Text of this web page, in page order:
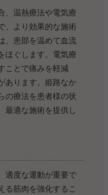
、温熱療法や電気療
、より効果的な施術
、患部を温めて血流
ほぐします。電気療
ことで痛みを軽減
あります。姫路なか
の療法を患者様の状
最適な施術を提供し
適度な運動が重要で
る筋肉を強化するこ